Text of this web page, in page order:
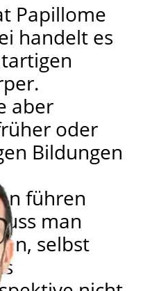
Papillome
handelt es
aber
oder
Bildungen
führen
man
selbst